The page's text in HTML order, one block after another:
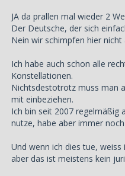
JA da prallen mal wieder 2
Der Deutsche, der sich
Nein wir schimpfen hier
Ich habe auch schon alle
Konstellationen.
Nichtsdestotrotz muss man
mit einbeziehen.
Ich bin seit 2007 regelmäßig
nutze, habe aber immer
Und wenn ich dies tue,
aber das ist meistens kein